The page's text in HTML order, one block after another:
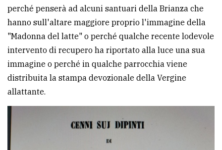
perché penserà ad alcuni santuari della Brianza che
hanno sull'altare maggiore proprio l'immagine della
"Madonna del latte" o perché qualche recente lodevole
intervento di recupero ha riportato alla luce una sua
immagine o perché in qualche parrocchia viene
distribuita la stampa devozionale della Vergine
allattante.